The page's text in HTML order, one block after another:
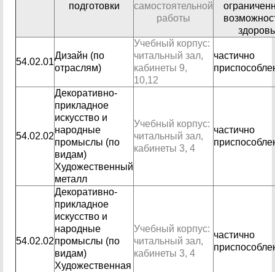
подготовки
самостоятельной
работы
54.02.01
Дизайн (по
отраслям)
Учебный корпус:
читальный зал,
кабинеты 9,
10,12
частично
54.02.02
Декоративно-
прикладное
искусство и
народные
промыслы (по
видам)
Художественный
металл
Учебный корпус:
читальный зал,
кабинеты 3, 4
частично
54.02.02
Декоративно-
прикладное
искусство и
народные
промыслы (по
видам)
Художественная
Учебный корпус:
читальный зал,
кабинеты 3, 4
частично